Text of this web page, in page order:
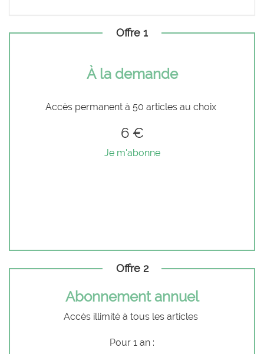
Offre 1
À la demande
Accès permanent à 50 articles au choix
6 €
Je m'abonne
Offre 2
Abonnement annuel
Accès illimité à tous les articles
Pour 1 an :